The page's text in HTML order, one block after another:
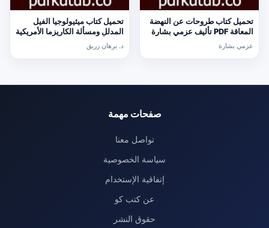
تحميل كتاب طروحات عن النهضة
المعاقة PDF تأليف عزمي بشارة
مجانا [كامل]
عزمي بشارة
تحميل كتاب ميثيولوجيا الفيل
المدلل ومسألة الكاريزما الأمريكية
PDF تأليف د. برهان زريق مجانا
[كامل]
د. برهان زريق
صفحات مهمة
تواصل معنا
سياسة الخصوصية
إتفاقية الإستخدام
عن كتب كو
حقوق النشر